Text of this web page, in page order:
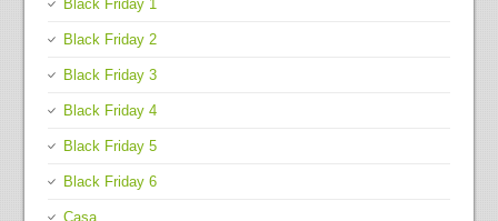
Black Friday 1
Black Friday 2
Black Friday 3
Black Friday 4
Black Friday 5
Black Friday 6
Casa